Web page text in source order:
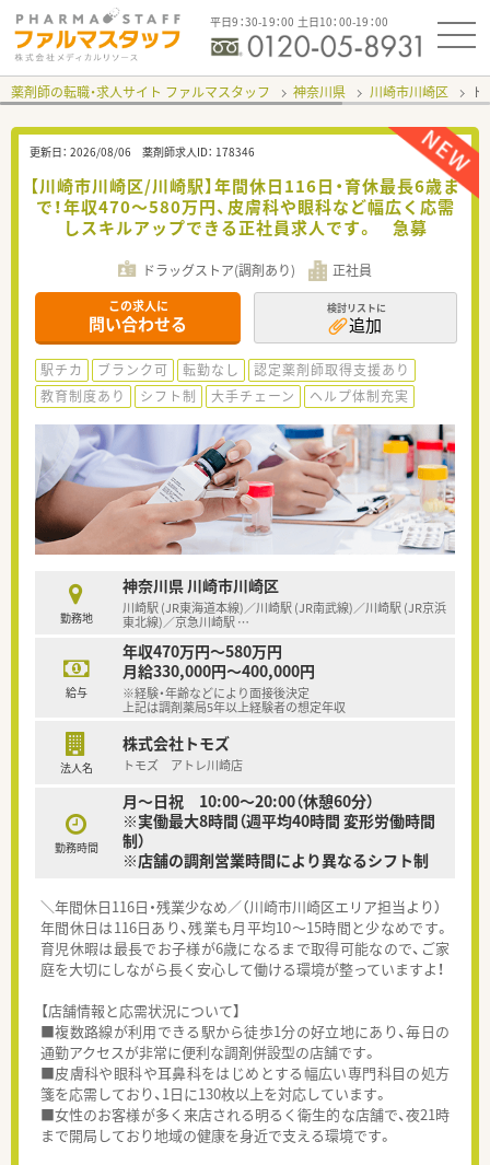
平日9：30-19：00 土日10：00-19：00
薬剤師の転職・求人サイト ファルマスタッフ 神奈川県 川崎市川崎区
更新日： 2026/08/06 薬剤師求人ID： 178346
【川崎市川崎区/川崎駅】年間休日116日・育休最長6歳ま
で！年収470〜580万円、皮膚科や眼科など幅広く応需
しスキルアップできる正社員求人です。 急募
ドラッグストア(調剤あり) 正社員
この求人に
問い合わせる
検討リストに
追加
駅チカ ブランク可 転勤なし
認定薬剤師取得支援あり
教育制度あり
シフト制 大手チェーン ヘルプ体制充実
勤務地
神奈川県 川崎市川崎区
川崎駅 (JR東海道本線)／川崎駅 (JR南武線)／川崎駅 (JR京浜
東北線)／京急川崎駅 …
給与
年収470万円～580万円
月給330,000円～400,000円
※経験・年齢などにより面接後決定
上記は調剤薬局5年以上経験者の想定年収
法人名
株式会社トモズ
トモズ アトレ川崎店
勤務時間
月～日祝 10:00～20:00（休憩60分）
※実働最大8時間（週平均40時間 変形労働時間
制）
※店舗の調剤営業時間により異なるシフト制
＼年間休日116日・残業少なめ／（川崎市川崎区エリア担当より）
年間休日は116日あり、残業も月平均10〜15時間と少なめです。
育児休暇は最長でお子様が6歳になるまで取得可能なので、ご家
庭を大切にしながら長く安心して働ける環境が整っていますよ！
【店舗情報と応需状況について】
■複数路線が利用できる駅から徒歩1分の好立地にあり、毎日の
通勤アクセスが非常に便利な調剤併設型の店舗です。
■皮膚科や眼科や耳鼻科をはじめとする幅広い専門科目の処方
箋を応需しており、1日に130枚以上を対応しています。
■女性のお客様が多く来店される明るく衛生的な店舗で、夜21時
まで開局しており地域の健康を身近で支える環境です。